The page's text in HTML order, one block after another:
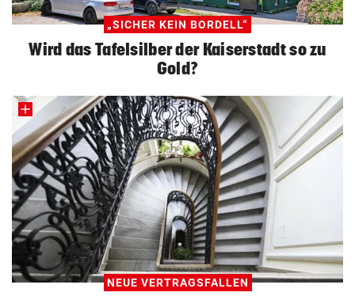
„SICHER KEIN BORDELL“
Wird das Tafelsilber der Kaiserstadt so zu
Gold?
NEUE VERTRAGSFALLEN